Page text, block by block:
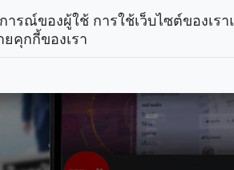
ารณ์ของผู้ใช้ การใช้เว็บไซต์ของเร
คุกกี้ของเรา